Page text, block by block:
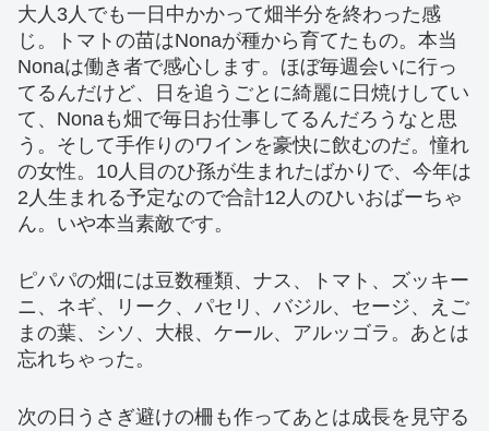
大人3人でも一日中かかって畑半分を終わった感
じ。トマトの苗はNonaが種から育てたもの。本当
Nonaは働き者で感心します。ほぼ毎週会いに行っ
てるんだけど、日を追うごとに綺麗に日焼けしてい
て、Nonaも畑で毎日お仕事してるんだろうなと思
う。そして手作りのワインを豪快に飲むのだ。憧れ
の女性。10人目のひ孫が生まれたばかりで、今年は
2人生まれる予定なので合計12人のひいおばーちゃ
ん。いや本当素敵です。
ピパパの畑には豆数種類、ナス、トマト、ズッキー
ニ、ネギ、リーク、パセリ、バジル、セージ、えご
まの葉、シソ、大根、ケール、アルッゴラ。あとは
忘れちゃった。
次の日うさぎ避けの柵も作ってあとは成長を見守る